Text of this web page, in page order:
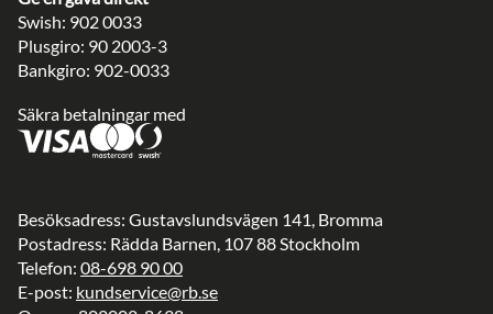
Swish: 902 0033
Plusgiro: 90 2003-3
Bankgiro: 902-0033
Säkra betalningar med
Besöksadress: Gustavslundsvägen 141, Bromma
Postadress: Rädda Barnen, 107 88 Stockholm
Telefon: 08-698 90 00
E-post: kundservice@rb.se